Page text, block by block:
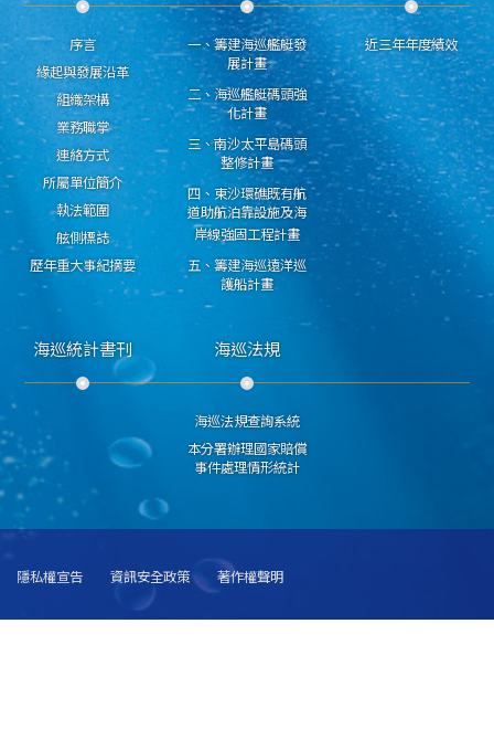
序言
緣起與發展沿革
組織架構
業務職掌
連絡方式
所屬單位簡介
執法範圍
舷側標誌
歷年重大事紀摘要
一、籌建海巡艦艇發
展計畫
二、海巡艦艇碼頭強
化計畫
三、南沙太平島碼頭
整修計畫
四、東沙環礁既有航
道助航泊靠設施及海
岸線強固工程計畫
五、籌建海巡遠洋巡
護船計畫
近三年年度績效
海巡統計書刊 海巡法規
海巡法規查詢系統
本分署辦理國家賠償
事件處理情形統計
隱私權宣告 資訊安全政策 著作權聲明